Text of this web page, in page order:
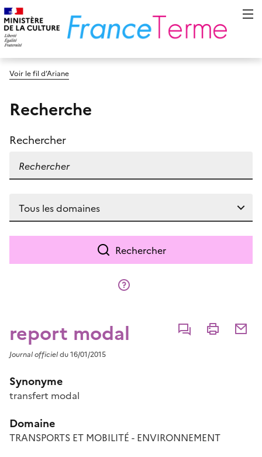
Voir le fil d’Ariane
Recherche
Rechercher
Rechercher
report modal CommenterImprimer
Journal officieldu 16/01/2015
Synonyme
transfert modal
Domaine
TRANSPORTS ET MOBILITÉ - ENVIRONNEMENT